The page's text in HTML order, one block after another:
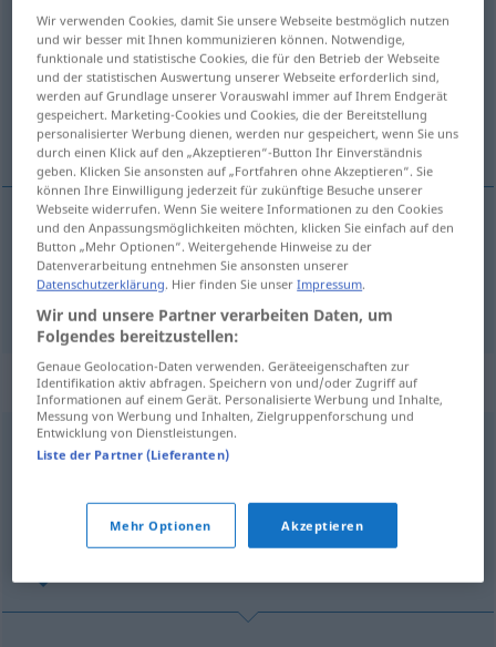
voreiligadj
Übersicht aller Übersetzungen
(Für mehr Details die Übersetzung anklicken/antippen)
precipitado, prematuro
precipitado voreilig
„voreilig“: Adverb
voreiligadv
(Für mehr Details die Übersetzung anklicken/antippen)
Wir verwenden Cookies, damit Sie unsere Webseite bestmöglich nutzen
und wir besser mit Ihnen kommunizieren können. Notwendige,
funktionale und statistische Cookies, die für den Betrieb der Webseite
und der statistischen Auswertung unserer Webseite erforderlich sind,
werden auf Grundlage unserer Vorauswahl immer auf Ihrem Endgerät
gespeichert. Marketing-Cookies und Cookies, die der Bereitstellung
personalisierter Werbung dienen, werden nur gespeichert, wenn Sie uns
durch einen Klick auf den „Akzeptieren“-Button Ihr Einverständnis
geben. Klicken Sie ansonsten auf „Fortfahren ohne Akzeptieren“. Sie
können Ihre Einwilligung jederzeit für zukünftige Besuche unserer
Webseite widerrufen. Wenn Sie weitere Informationen zu den Cookies
und den Anpassungsmöglichkeiten möchten, klicken Sie einfach auf den
Button „Mehr Optionen“. Weitergehende Hinweise zu der
Datenverarbeitung entnehmen Sie ansonsten unserer
Datenschutzerklärung. Hier finden Sie unserImpressum.
Wir und unsere Partner verarbeiten Daten, um
Folgendes bereitzustellen:
Genaue Geolocation-Daten verwenden. Geräteeigenschaften zur
Identifikation aktiv abfragen. Speichern von und/oder Zugriff auf
Informationen auf einem Gerät. Personalisierte Werbung und Inhalte,
Messung von Werbung und Inhalten, Zielgruppenforschung und
Entwicklung von Dienstleistungen.
Liste der Partner (Lieferanten)
Mehr Optionen Akzeptieren